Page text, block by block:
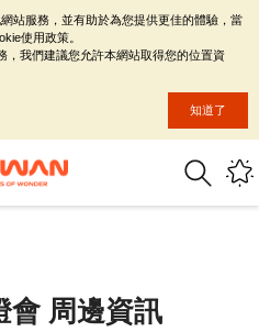
會 周邊資訊
站服務，並有助於為您提供更佳的體驗，當
使用政策。
，我們建議您允許本網站取得您的位置資
知道了